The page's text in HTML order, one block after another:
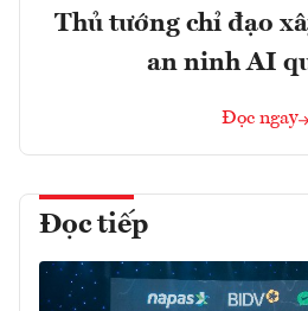
Thủ tướng chỉ đạo
an ninh AI
Đọc ngay
Đọc tiếp